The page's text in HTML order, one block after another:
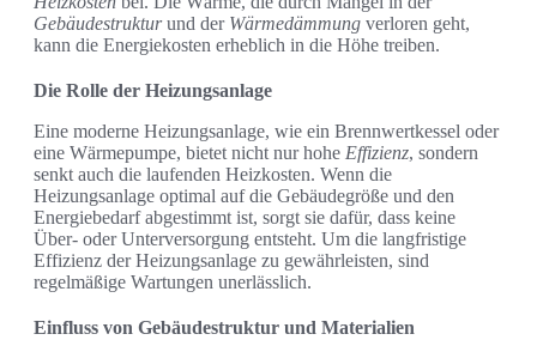
Gebäudestrukturund der Wärmedämmung verloren geht,
kann die Energiekosten erheblich in die Höhe treiben.
Die Rolle der Heizungsanlage
Eine moderne Heizungsanlage, wie ein Brennwertkessel oder
eine Wärmepumpe, bietet nicht nur hohe Effizienz, sondern
senkt auch die laufenden Heizkosten. Wenn die
Heizungsanlage optimal auf die Gebäudegröße und den
Energiebedarf abgestimmt ist, sorgt sie dafür, dass keine
Über- oder Unterversorgung entsteht. Um die langfristige
Effizienz der Heizungsanlage zu gewährleisten, sind
regelmäßige Wartungen unerlässlich.
Einfluss von Gebäudestruktur und Materialien